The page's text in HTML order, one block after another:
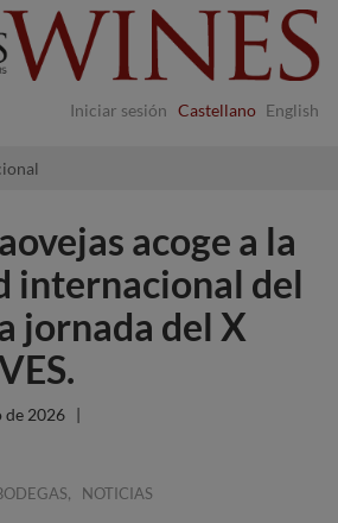
Iniciar sesión Castellano English
acoge a la
internacional del
jornada del X
de 2026 |
, NOTICIAS